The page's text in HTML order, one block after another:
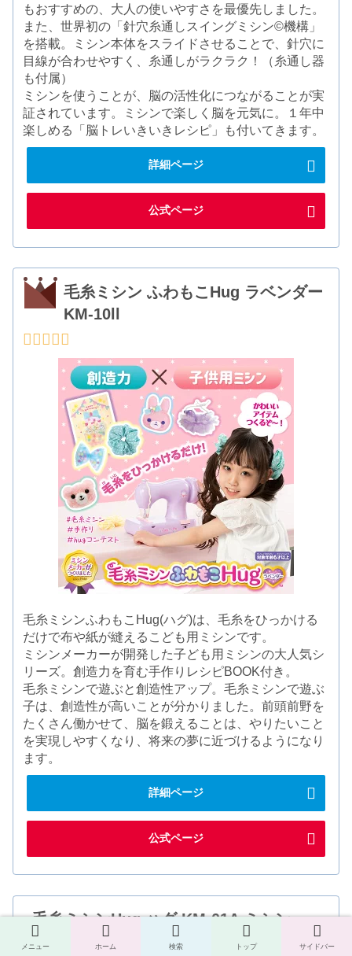
もおすすめの、大人の使いやすさを最優先しました。
また、世界初の「針穴糸通しスイングミシン©機構」
を搭載。ミシン本体をスライドさせることで、針穴に
目線が合わせやすく、糸通しがラクラク！（糸通し器
も付属）
ミシンを使うことが、脳の活性化につながることが実
証されています。ミシンで楽しく脳を元気に。１年中
楽しめる「脳トレいきいきレシピ」も付いてきます。
詳細ページ
公式ページ
毛糸ミシン ふわもこHug ラベンダー
KM-10ll
毛糸ミシンふわもこHug(ハグ)は、毛糸をひっかける
だけで布や紙が縫えるこども用ミシンです。
ミシンメーカーが開発した子ども用ミシンの大人気シ
リーズ。創造力を育む手作りレシピBOOK付き。
毛糸ミシンで遊ぶと創造性アップ。毛糸ミシンで遊ぶ
子は、創造性が高いことが分かりました。前頭前野を
たくさん働かせて、脳を鍛えることは、やりたいこと
を実現しやすくなり、将来の夢に近づけるようになり
ます。
詳細ページ
公式ページ
毛糸ミシンHug ハグ KM-01A ミシン
メニュー ホーム 検索 トップ サイドバー